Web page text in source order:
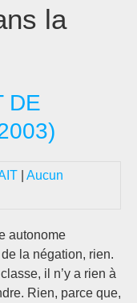
la
DE
Aucun
autonome
la négation, rien.
il n’y a rien à
Rien, parce que,